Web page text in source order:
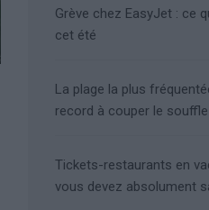
Grève chez EasyJet : ce
cet été
La plage la plus
record à couper le souffle
Tickets-restaurants en
vous devez absolument